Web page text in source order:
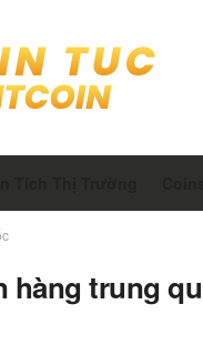
hàng trung